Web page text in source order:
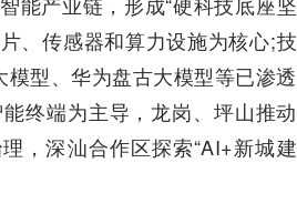
、传感器和算力设施为核心;技
型、华为盘古大模型等已渗透
终端为主导，龙岗、坪山推动
，深汕合作区探索“AI+新城建